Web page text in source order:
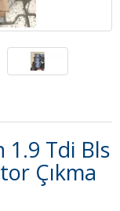
1.9 Tdi Bls
Çıkma